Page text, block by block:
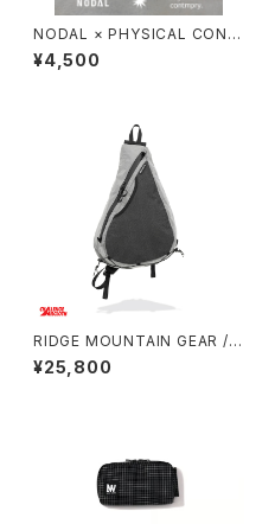
NODAL × PHYSICAL CONT
MPRY.
¥4,500
RIDGE MOUNTAIN GEAR / S
ASH PACK
¥25,800